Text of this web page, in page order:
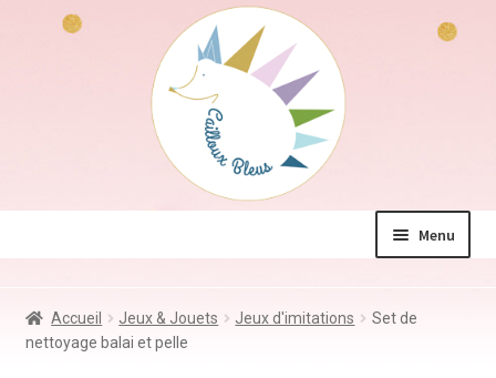
Menu
Jeux & Jouets
Accueil Jeux & Jouets Jeux d'imitations
Set de
nettoyage balai et pelle